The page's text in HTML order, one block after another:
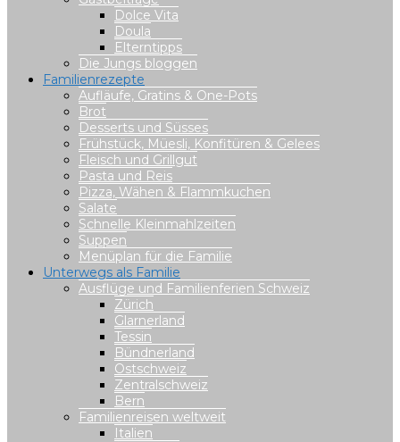
Dolce Vita
Doula
Elterntipps
Die Jungs bloggen
Familienrezepte
Aufläufe, Gratins & One-Pots
Brot
Desserts und Süsses
Frühstück, Müesli, Konfitüren & Gelees
Fleisch und Grillgut
Pasta und Reis
Pizza, Wähen & Flammkuchen
Salate
Schnelle Kleinmahlzeiten
Suppen
Menüplan für die Familie
Unterwegs als Familie
Ausflüge und Familienferien Schweiz
Zürich
Glarnerland
Tessin
Bündnerland
Ostschweiz
Zentralschweiz
Bern
Familienreisen weltweit
Italien